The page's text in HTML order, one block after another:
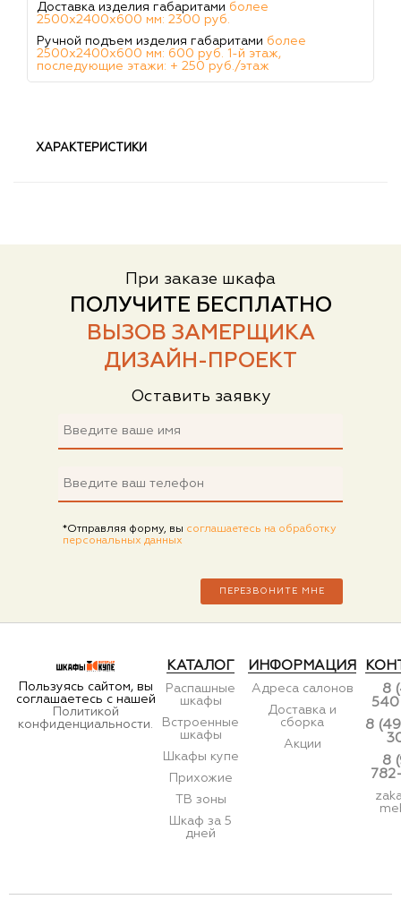
Доставка изделия габаритами более
2500х2400х600 мм: 2300 руб.
Ручной подъем изделия габаритами более
2500х2400х600 мм: 600 руб. 1-й этаж,
последующие этажи: + 250 руб./этаж
ХАРАКТЕРИСТИКИ
При заказе шкафа
ПОЛУЧИТЕ БЕСПЛАТНО
ВЫЗОВ ЗАМЕРЩИКА
ДИЗАЙН-ПРОЕКТ
Оставить заявку
*Отправляя форму, вы соглашаетесь на обработку
персональных данных
Пользуясь сайтом, вы
соглашаетесь с нашей
Политикой
конфиденциальности.
КАТАЛОГ
Распашные
шкафы
Встроенные
шкафы
Шкафы купе
Прихожие
ТВ зоны
Шкаф за 5
дней
ИНФОРМАЦИЯ
Адреса салонов
Доставка и
сборка
Акции
8
8
8